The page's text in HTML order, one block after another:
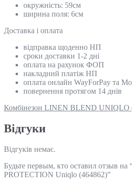
окружність: 59см
ширина поля: 6см
Доставка і оплата
відправка щоденно НП
сроки доставки 1-2 дні
оплата на рахунок ФОП
накладний платіж НП
оплата онлайн WayForPay та
повернення протягом 14 днів
Комбінезон LINEN BLEND UNIQLO
Відгуки
Відгуків немає.
Будьте первым, кто оставил отзыв
PROTECTION Uniqlo (464862)”